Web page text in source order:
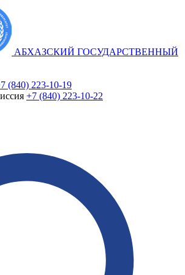
АБХАЗСКИЙ ГОСУДАРСТВЕННЫЙ
(840) 223-10-19
+7 (840) 223-10-22